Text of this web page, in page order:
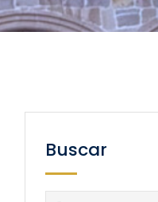
Buscar